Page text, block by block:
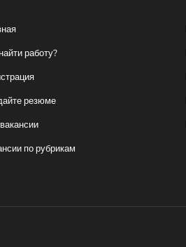
работу?
резюме
по рубрикам